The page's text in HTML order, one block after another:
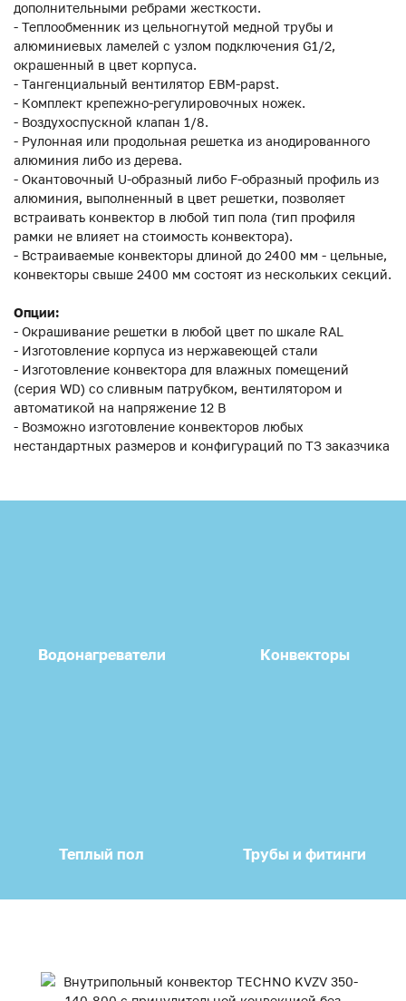
дополнительными ребрами жесткости.
- Теплообменник из цельногнутой медной трубы и
алюминиевых ламелей с узлом подключения G1/2,
окрашенный в цвет корпуса.
- Тангенциальный вентилятор EBM-papst.
- Комплект крепежно-регулировочных ножек.
- Воздухоспускной клапан 1/8.
- Рулонная или продольная решетка из анодированного
алюминия либо из дерева.
- Окантовочный U-образный либо F-образный профиль из
алюминия, выполненный в цвет решетки, позволяет
встраивать конвектор в любой тип пола (тип профиля
рамки не влияет на стоимость конвектора).
- Встраиваемые конвекторы длиной до 2400 мм - цельные,
конвекторы свыше 2400 мм состоят из нескольких секций.
Опции:
- Окрашивание решетки в любой цвет по шкале RAL
- Изготовление корпуса из нержавеющей стали
- Изготовление конвектора для влажных помещений
(серия WD) со сливным патрубком, вентилятором и
автоматикой на напряжение 12 В
- Возможно изготовление конвекторов любых
нестандартных размеров и конфигураций по ТЗ заказчика
Водонагреватели Конвекторы
Теплый пол Трубы и фитинги